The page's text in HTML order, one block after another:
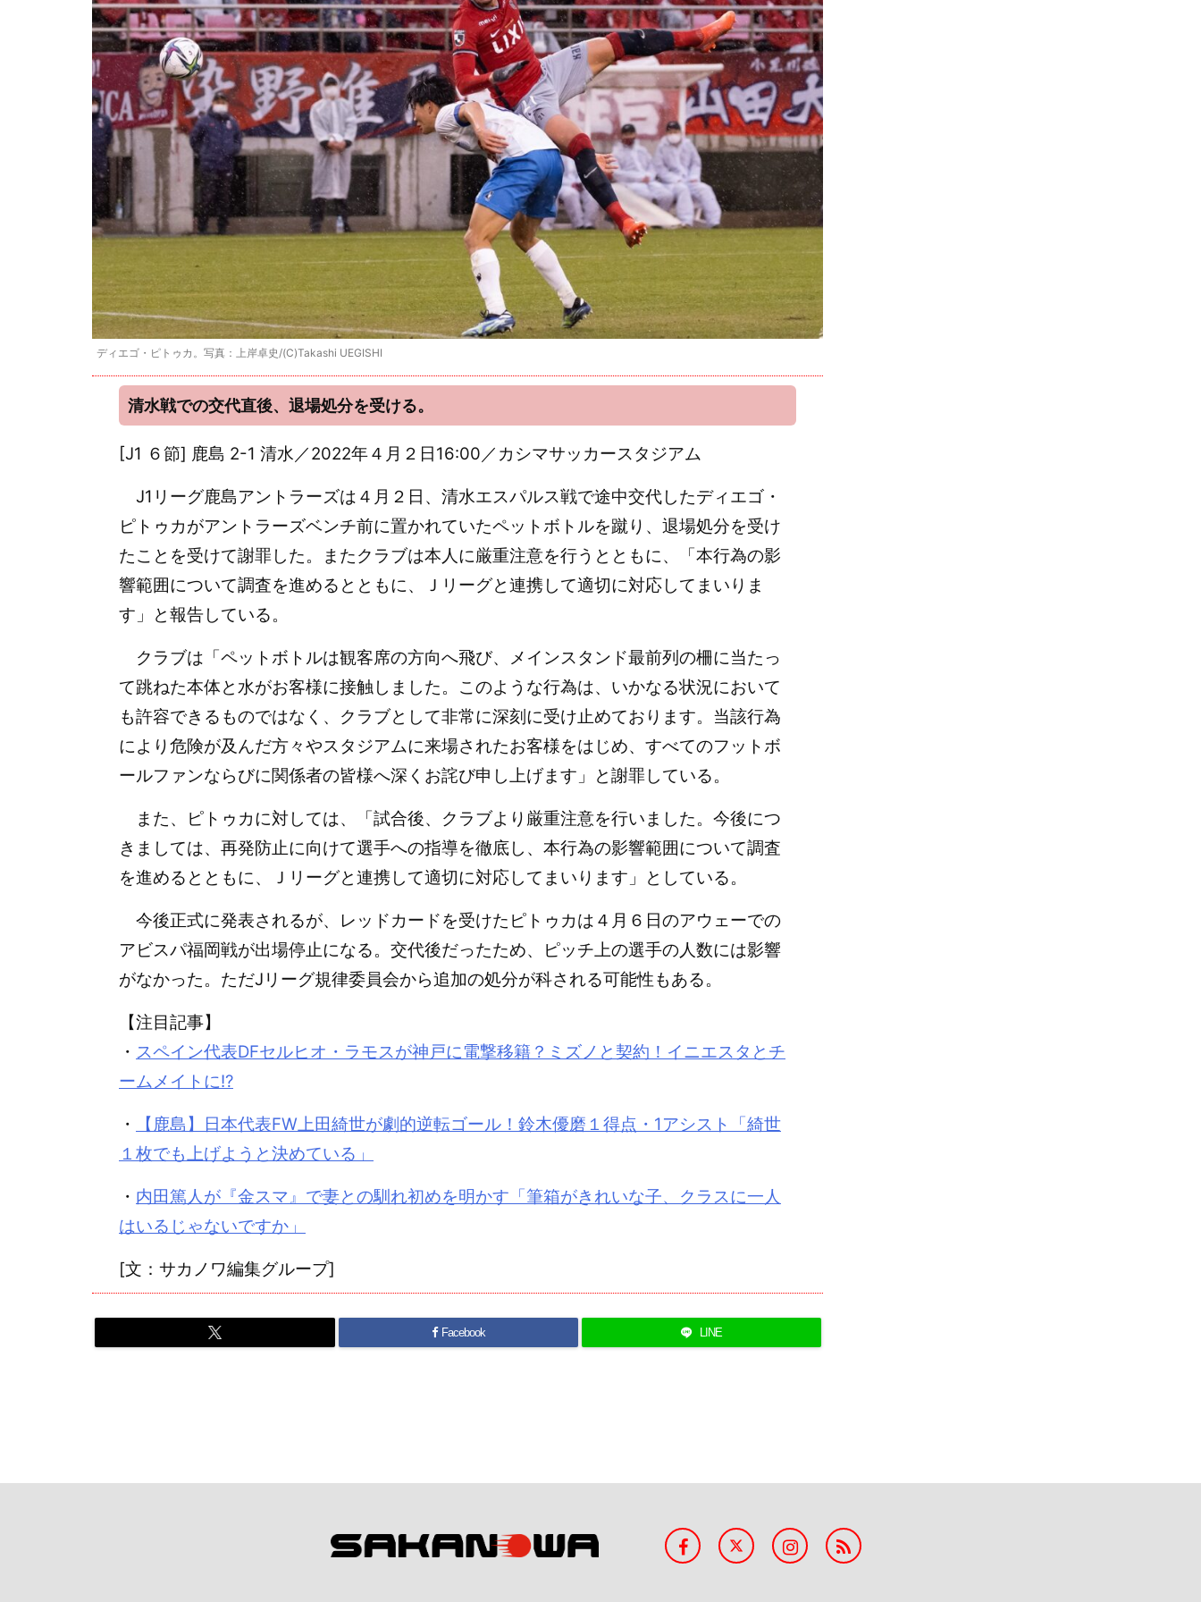
ディエゴ・ピトゥカ。写真：上岸卓史/(C)Takashi UEGISHI
清水戦での交代直後、退場処分を受ける。
[J1 ６節] 鹿島 2-1 清水／2022年４月２日16:00／カシマサッカースタジアム
J1リーグ鹿島アントラーズは４月２日、清水エスパルス戦で途中交代したディエゴ・
ピトゥカがアントラーズベンチ前に置かれていたペットボトルを蹴り、退場処分を受け
たことを受けて謝罪した。またクラブは本人に厳重注意を行うとともに、「本行為の影
響範囲について調査を進めるとともに、Ｊリーグと連携して適切に対応してまいりま
す」と報告している。
クラブは「ペットボトルは観客席の方向へ飛び、メインスタンド最前列の柵に当たっ
て跳ねた本体と水がお客様に接触しました。このような行為は、いかなる状況において
も許容できるものではなく、クラブとして非常に深刻に受け止めております。当該行為
により危険が及んだ方々やスタジアムに来場されたお客様をはじめ、すべてのフットボ
ールファンならびに関係者の皆様へ深くお詫び申し上げます」と謝罪している。
また、ピトゥカに対しては、「試合後、クラブより厳重注意を行いました。今後につ
きましては、再発防止に向けて選手への指導を徹底し、本行為の影響範囲について調査
を進めるとともに、Ｊリーグと連携して適切に対応してまいります」としている。
今後正式に発表されるが、レッドカードを受けたピトゥカは４月６日のアウェーでの
アビスパ福岡戦が出場停止になる。交代後だったため、ピッチ上の選手の人数には影響
がなかった。ただJリーグ規律委員会から追加の処分が科される可能性もある。
【注目記事】
・ スペイン代表DFセルヒオ・ラモスが神戸に電撃移籍？ミズノと契約！イニエスタとチ
ームメイトに!?
・
【鹿島】日本代表FW上田綺世が劇的逆転ゴール！鈴木優磨１得点・1アシスト「綺世
１枚でも上げようと決めている」
・ 内田篤人が『金スマ』で妻との馴れ初めを明かす「筆箱がきれいな子、クラスに一人
はいるじゃないですか」
[文：サカノワ編集グループ]
Facebook LINE